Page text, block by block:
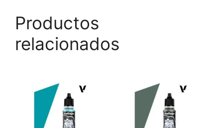
Productos
relacionados